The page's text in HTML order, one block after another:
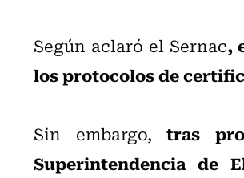
Según aclaró el Sernac,
los protocolos de
Sin embargo,tras
Superintendencia de